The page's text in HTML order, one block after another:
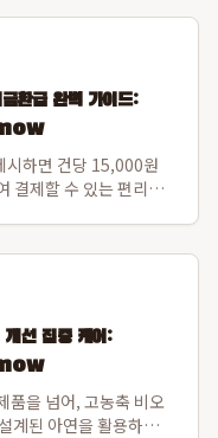
환급 완벽 가이드:
시하면 건당 15,000원
결제할 수 있는 편리한
개선 집중 케어:
품을 넘어, 고농축 비오
계된 아연을 활용하여